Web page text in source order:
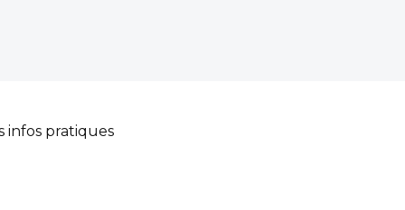
infos pratiques